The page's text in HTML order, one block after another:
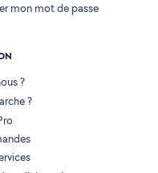
mon mot de passe
?
?